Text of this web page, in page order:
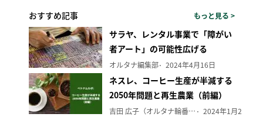
おすすめ記事 もっと見る >
サラヤ、レンタル事業で「障がい
者アート」の可能性広げる
オルタナ編集部 2024年4月16日
ネスレ、コーヒー生産が半減する
2050年問題と再生農業（前編）
吉田 広子（オルタナ輪番編集長） 2024年1月29日